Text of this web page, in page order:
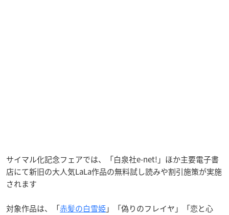
サイマル化記念フェアでは、「白泉社e-net!」ほか主要電子書
店にて新旧の大人気LaLa作品の無料試し読みや割引施策が実施
されます
対象作品は、「赤髪の白雪姫 」「偽りのフレイヤ」「恋と心